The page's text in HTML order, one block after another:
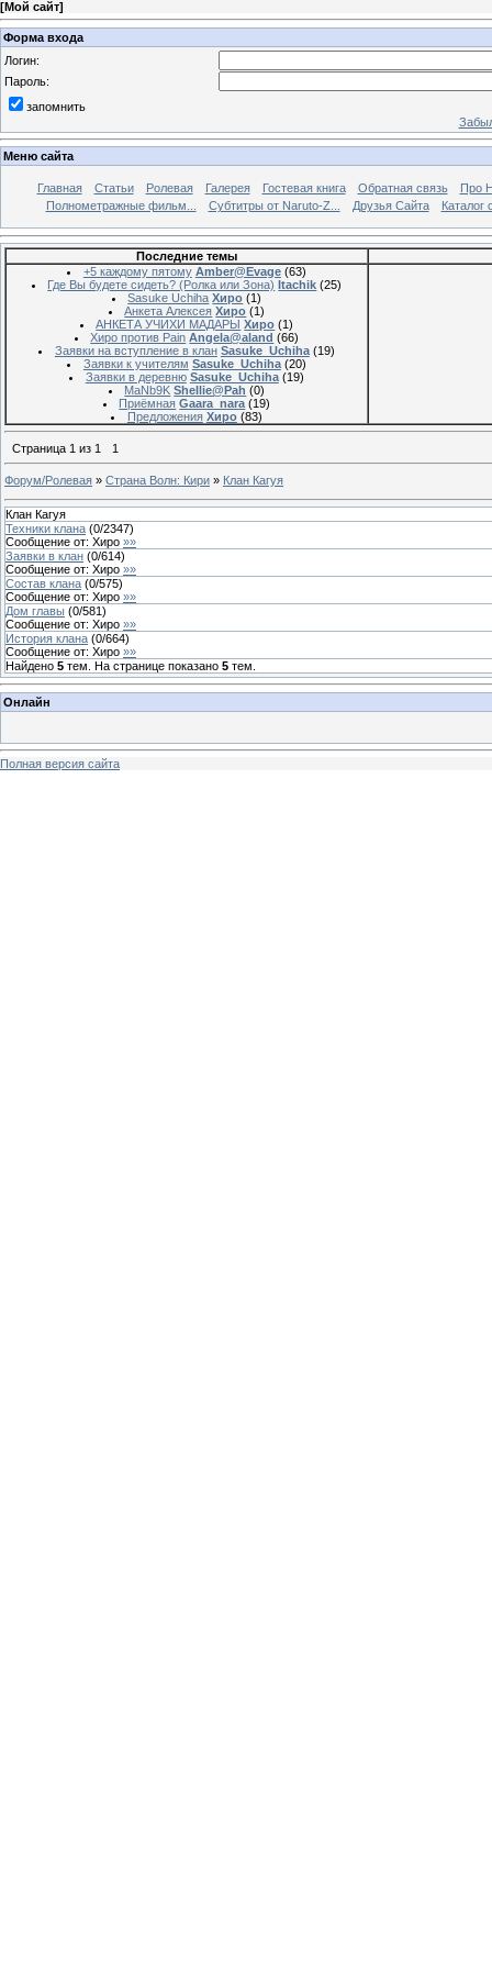
[Мой сайт]
Форма входа
Логин:
Пароль:
запомнить
Меню сайта
Главная Статьи Ролевая Галерея Гостевая книга Обратная связь
Про
Полнометражные фильм...
Субтитры от Naruto-Z... Друзья Сайта Каталог
Последние темы
+5 каждому пятому Amber@Evage (63)
Где Вы будете сидеть? (Ролка или Зона) Itachik (25)
Sasuke Uchiha Хиро (1)
Анкета Алексея Хиро (1)
АНКЕТА УЧИХИ МАДАРЫ Хиро (1)
Хиро против Pain Angela@aland (66)
Заявки на вступление в клан Sasuke_Uchiha (19)
Заявки к учителям Sasuke_Uchiha (20)
Заявки в деревню Sasuke_Uchiha (19)
MaNb9K Shellie@Pah (0)
Приёмная Gaara_nara (19)
Предложения Хиро (83)
Страница 1 из 1 1
Форум/Ролевая » Страна Волн: Кири » Клан Кагуя
Клан Кагуя
Техники клана (0/2347)
Сообщение от: Хиро »»
Заявки в клан (0/614)
Сообщение от: Хиро »»
Состав клана (0/575)
Сообщение от: Хиро »»
Дом главы (0/581)
Сообщение от: Хиро »»
История клана (0/664)
Сообщение от: Хиро »»
Найдено 5 тем. На странице показано 5 тем.
Онлайн
Полная версия сайта